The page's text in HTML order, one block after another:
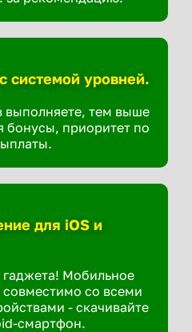
системой уровней.
выполняете, тем выше
бонусы, приоритет по
для iOS и
гаджета! Мобильное
со всеми
- скачивайте
смартфон.